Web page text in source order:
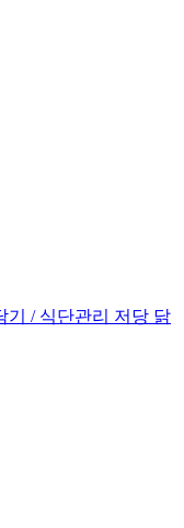
기 / 식단관리 저당 닭